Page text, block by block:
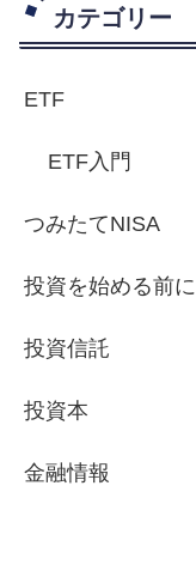
カテゴリー
ETF
ETF入門
つみたてNISA
投資を始める前に
投資信託
投資本
金融情報